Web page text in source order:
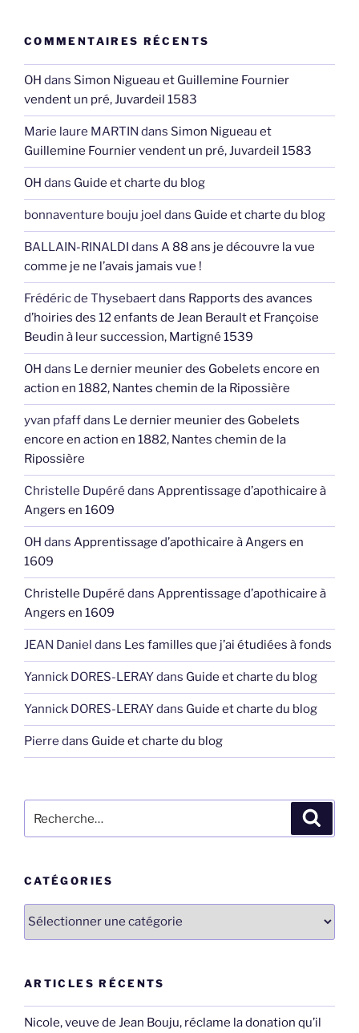
COMMENTAIRES RÉCENTS
OH dans Simon Nigueau et Guillemine Fournier
vendent un pré, Juvardeil 1583
Marie laure MARTIN dans Simon Nigueau et
Guillemine Fournier vendent un pré, Juvardeil 1583
OH dans Guide et charte du blog
bonnaventure bouju joel dans Guide et charte du blog
BALLAIN-RINALDI dans A 88 ans je découvre la vue
comme je ne l’avais jamais vue !
Frédéric de Thysebaertdans Rapports des avances
d’hoiries des 12 enfants de Jean Berault et Françoise
Beudin à leur succession, Martigné 1539
OH dans Le dernier meunier des Gobelets encore en
action en 1882, Nantes chemin de la Ripossière
yvan pfaffdans Le dernier meunier des Gobelets
encore en action en 1882, Nantes chemin de la
Ripossière
Christelle Dupéré dans Apprentissage d’apothicaire à
Angers en 1609
OH dans Apprentissage d’apothicaire à Angers en
1609
Christelle Dupéré dans Apprentissage d’apothicaire à
Angers en 1609
JEAN Daniel dans Les familles que j’ai étudiées à fonds
Yannick DORES-LERAYdans Guide et charte du blog
Yannick DORES-LERAYdans Guide et charte du blog
Pierre dans Guide et charte du blog
pour
CATÉGORIES
ARTICLES RÉCENTS
Nicole, veuve de Jean Bouju, réclame la donation qu’il